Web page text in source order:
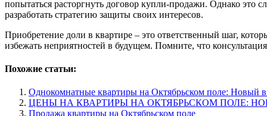
попытаться расторгнуть договор купли-продажи. Однако
разработать стратегию защиты своих интересов.
Приобретение доли в квартире – это ответственный шаг,
избежать неприятностей в будущем. Помните, что
Похожие статьи:
Однокомнатные квартиры на Октябрьском поле: Новый
ЦЕНЫ НА КВАРТИРЫ НА ОКТЯБРЬСКОМ ПОЛЕ:
Продажа квартиры на Октябрьском поле